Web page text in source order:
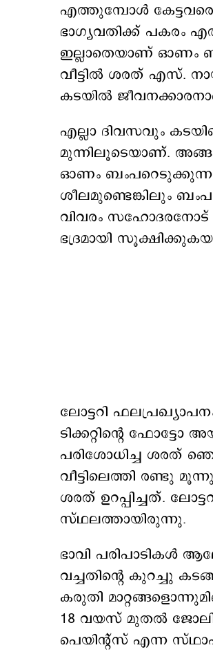
എത്തുമ്പോള്‍
ഭാഗ്യവതിക്ക് പകരം
ഇല്ലാതെയാണ് ഓണം
വീട്ടിൽ ശരത് എസ്.
കടയില്‍
എല്ലാ ദിവസവും
മുന്നിലൂടെയാണ്.
ഓണം
ശീലമുണ്ടെങ്കിലും
വിവരം സഹോദരനോട്
ഭദ്രമായി
ലോട്ടറി
ടിക്കറ്റിന്‍റെ
പരിശോധിച്ച ശരത്
വീട്ടിലെത്തി രണ്ടു
ശരത് ഉറപ്പിച്ചത്.
സ്ഥലത്തായിരുന്നു.
ഭാവി പരിപാടികള്‍
വച്ചതിന്റെ കുറച്ചു
കരുതി
18 വയസ് മുതല്‍ ജോലി
പെയിന്റ്സ് എന്ന